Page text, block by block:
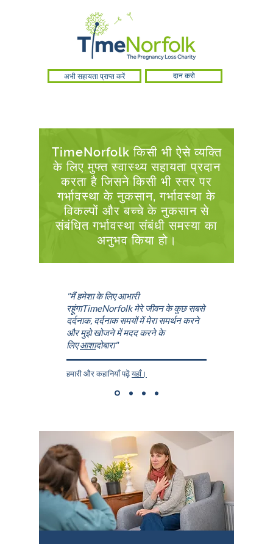
अभी सहायता प्राप्त करें दान करो
TimeNorfolk किसी भी ऐसे व्यक्ति
के लिए मुफ्त स्वास्थ्य सहायता प्रदान
करता है जिसने किसी भी स्तर पर
गर्भावस्था के नुकसान, गर्भावस्था के
विकल्पों और बच्चे के नुकसान से
संबंधित गर्भावस्था संबंधी समस्या का
अनुभव किया हो।
"मैं हमेशा के लिए आभारी
रहूंगाTimeNorfolkमेरे जीवन के कुछ सबसे
दर्दनाक, दर्दनाक समयों में मेरा समर्थन करने
और मुझे खोजने में मदद करने के
लिएआशादोबारा"
हमारी और कहानियाँ पढ़ेंयहाँ।